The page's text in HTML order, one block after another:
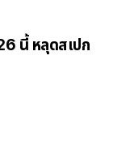
นี้ หลุดสเปก